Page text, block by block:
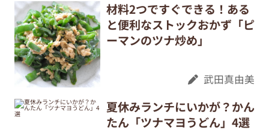
材料2つですぐできる！ある
と便利なストックおかず「ピ
ーマンのツナ炒め」
武田真由美
夏休みランチにいかが？かん
たん「ツナマヨうどん」4選